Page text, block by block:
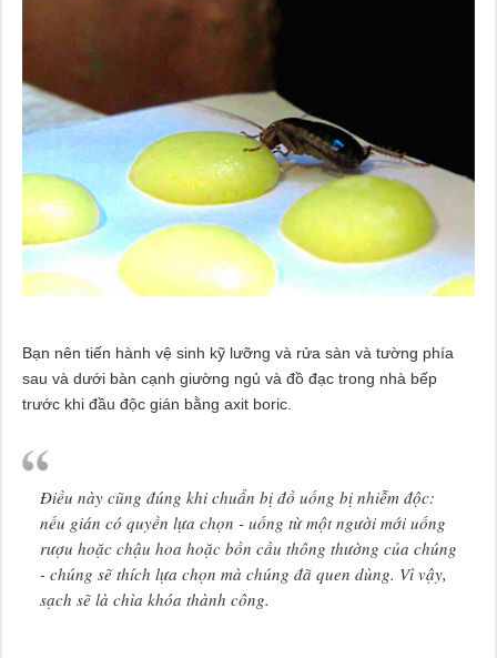
Bạn nên tiến hành vệ sinh kỹ lưỡng và rửa sàn và tường phía
sau và dưới bàn cạnh giường ngủ và đồ đạc trong nhà bếp
trước khi đầu độc gián bằng axit boric.
Điều này cũng đúng khi chuẩn bị đồ uống bị nhiễm độc:
nếu gián có quyền lựa chọn - uống từ một người mới uống
rượu hoặc chậu hoa hoặc bồn cầu thông thường của chúng
- chúng sẽ thích lựa chọn mà chúng đã quen dùng. Vì vậy,
sạch sẽ là chìa khóa thành công.